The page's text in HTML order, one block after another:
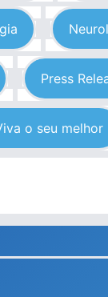
Press
o seu melhor